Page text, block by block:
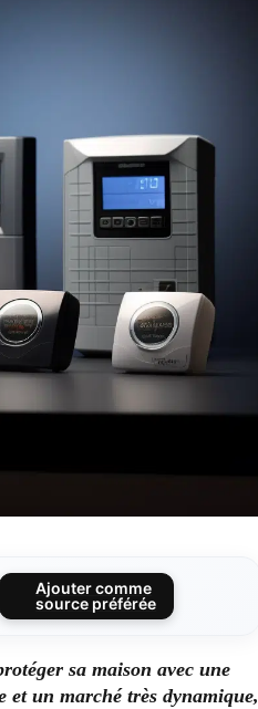
Ajouter comme
source préférée
sa maison avec une
et un marché très dynamique,